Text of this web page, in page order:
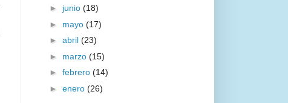
► junio (18)
► mayo (17)
► abril (23)
► marzo (15)
► febrero (14)
► enero (26)